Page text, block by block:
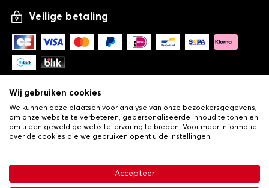
Veilige betaling
Algemene verkoopvoorwaarden•Privacy- en cookiebeleid
•Livraison
Wij gebruiken cookies
We kunnen deze plaatsen voor analyse van onze bezoekersgegevens,
om onze website te verbeteren, gepersonaliseerde inhoud te tonen en
om u een geweldige website-ervaring te bieden. Voor meer informatie
over de cookies die we gebruiken opent u de instellingen.
Accepteer